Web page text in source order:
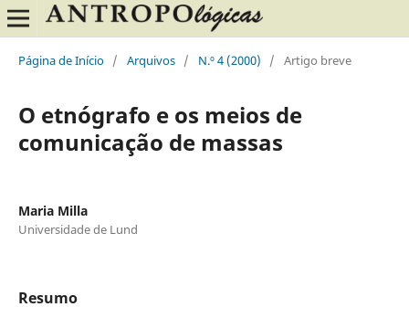
Página de Início / Arquivos / N.º 4 (2000) / Artigo breve
O etnógrafo e os meios de
comunicação de massas
Maria Milla
Universidade de Lund
Resumo